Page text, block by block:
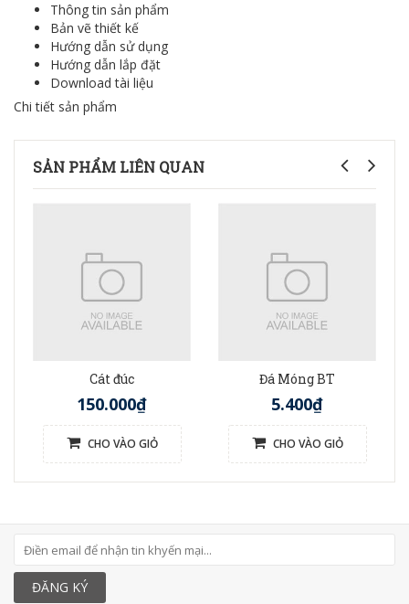
Thông tin sản phẩm
Bản vẽ thiết kế
Hướng dẫn sử dụng
Hướng dẫn lắp đặt
Download tài liệu
Chi tiết sản phẩm
SẢN PHẨM LIÊN QUAN
Cát đúc
150.000₫
CHO VÀO GIỎ
Đá Móng BT
5.400₫
CHO VÀO GIỎ
ĐĂNG KÝ